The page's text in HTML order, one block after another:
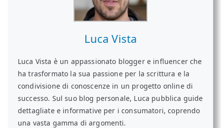
Luca Vista
Luca Vista è un appassionato blogger e influencer che
ha trasformato la sua passione per la scrittura e la
condivisione di conoscenze in un progetto online di
successo. Sul suo blog personale, Luca pubblica guide
dettagliate e informative per i consumatori, coprendo
una vasta gamma di argomenti.